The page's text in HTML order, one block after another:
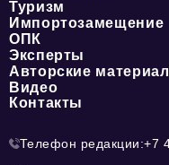
Туризм
Импортозамещение
ОПК
Эксперты
Авторские
Видео
Контакты
Телефон редакции:+7